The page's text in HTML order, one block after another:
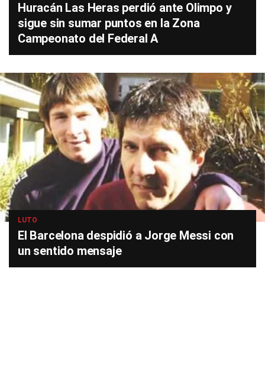
Huracán Las Heras perdió ante Olimpo y
sigue sin sumar puntos en la Zona
Campeonato del Federal A
LUTO
El Barcelona despidió a Jorge Messi con
un sentido mensaje